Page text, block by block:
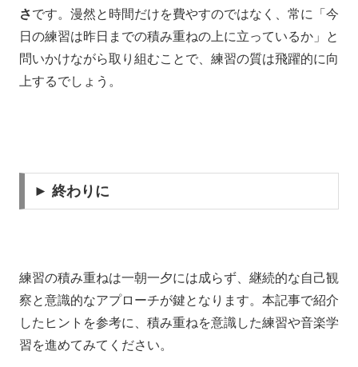
さです。漫然と時間だけを費やすのではなく、常に「今
日の練習は昨日までの積み重ねの上に立っているか」と
問いかけながら取り組むことで、練習の質は飛躍的に向
上するでしょう。
► 終わりに
練習の積み重ねは一朝一夕には成らず、継続的な自己観
察と意識的なアプローチが鍵となります。本記事で紹介
したヒントを参考に、積み重ねを意識した練習や音楽学
習を進めてみてください。